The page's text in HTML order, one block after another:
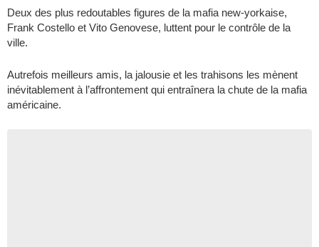
Deux des plus redoutables figures de la mafia new-yorkaise,
Frank Costello et Vito Genovese, luttent pour le contrôle de la
ville.
Autrefois meilleurs amis, la jalousie et les trahisons les mènent
inévitablement à l’affrontement qui entraînera la chute de la mafia
américaine.